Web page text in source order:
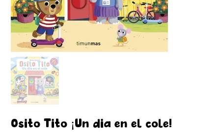
Osito Tito ¡Un dia en el cole!